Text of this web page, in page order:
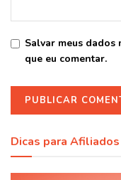
Salvar meus dados
que eu comentar.
Dicas para